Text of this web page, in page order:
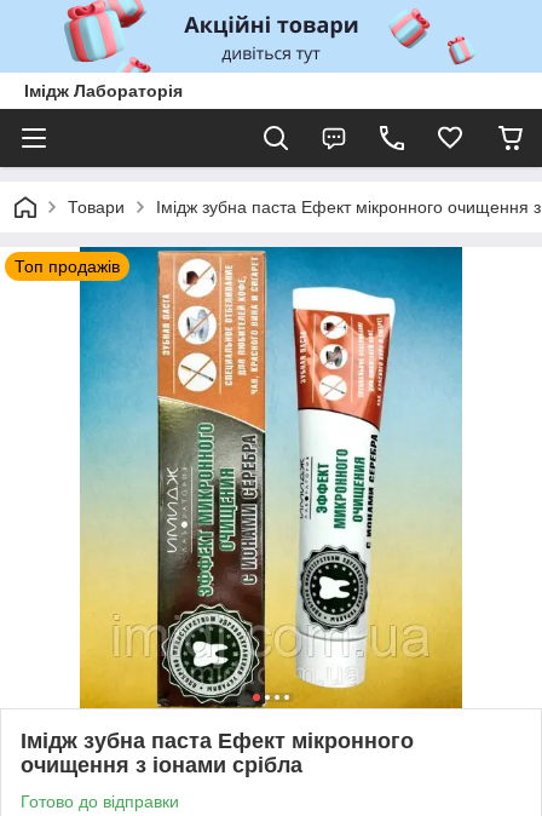
Імідж Лабораторія
Товари Імідж зубна паста Ефект мікронного очищення
Топ продажів
Імідж зубна паста Ефект мікронного
очищення з іонами срібла
Готово до відправки